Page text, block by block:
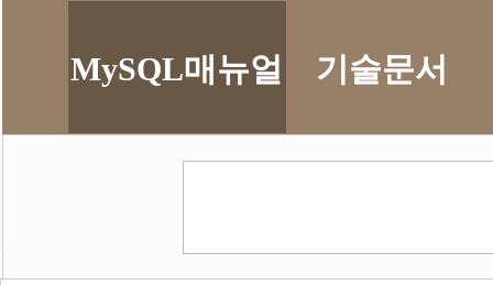
MySQL매뉴얼 기술문서